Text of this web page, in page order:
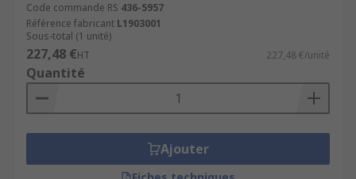
Code commande RS 436-5957
Référence fabricant L1903001
Sous-total (1 unité)
227,48 €HT 227,48 €/unité
Quantité
Ajouter